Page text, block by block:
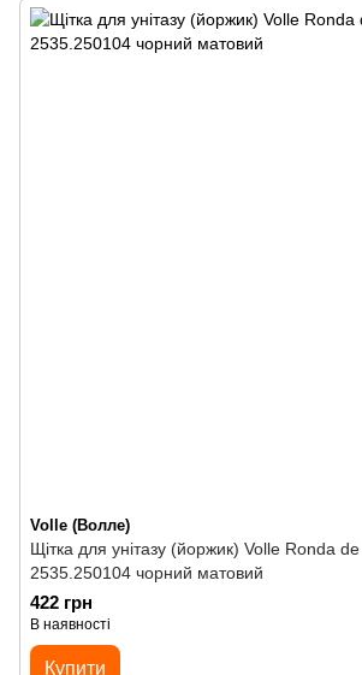
Volle (Волле)
Щітка для унітазу (йоржик) Volle Ronda
2535.250104 чорний матовий
422 грн
В наявності
Купити